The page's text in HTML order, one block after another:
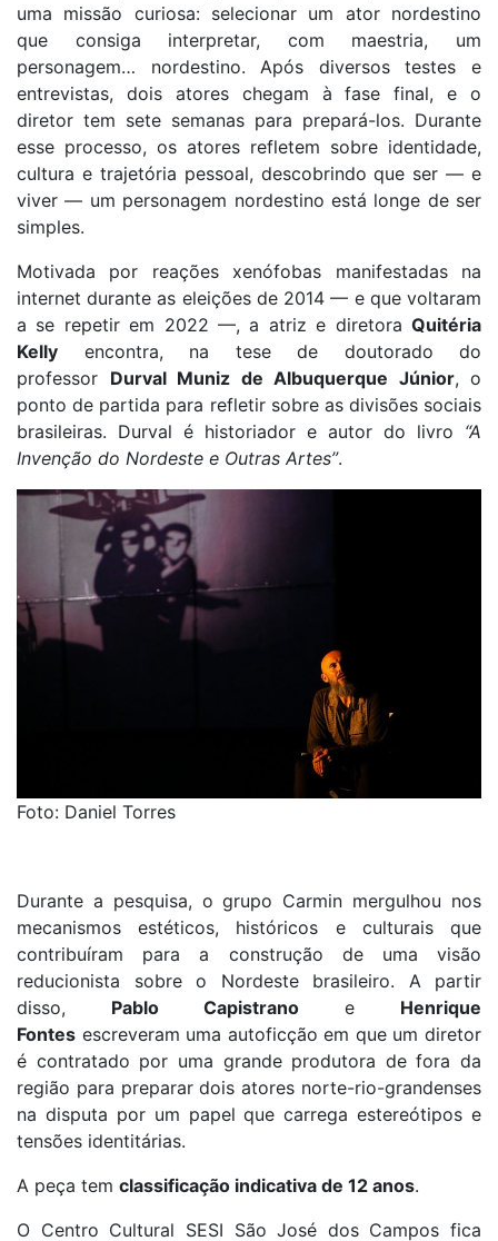
uma missão curiosa: selecionar um ator nordestino
que consiga interpretar, com maestria, um
personagem… nordestino. Após diversos testes e
entrevistas, dois atores chegam à fase final, e o
diretor tem sete semanas para prepará-los. Durante
esse processo, os atores refletem sobre identidade,
cultura e trajetória pessoal, descobrindo que ser — e
viver — um personagem nordestino está longe de ser
simples.
Motivada por reações xenófobas manifestadas na
internet durante as eleições de 2014 — e que voltaram
a se repetir em 2022 —, a atriz e diretora Quitéria
Kelly encontra, na tese de doutorado do
professor Durval Muniz de Albuquerque Júnior, o
ponto de partida para refletir sobre as divisões sociais
brasileiras. Durval é historiador e autor do livro “A
Invenção do Nordeste e Outras Artes”.
Foto: Daniel Torres
Durante a pesquisa, o grupo Carmin mergulhou nos
mecanismos estéticos, históricos e culturais que
contribuíram para a construção de uma visão
reducionista sobre o Nordeste brasileiro. A partir
disso, Pablo Capistrano e Henrique
Fontes escreveram uma autoficção em que um diretor
é contratado por uma grande produtora de fora da
região para preparar dois atores norte-rio-grandenses
na disputa por um papel que carrega estereótipos e
tensões identitárias.
A peça tem classificação indicativa de 12 anos.
O Centro Cultural SESI São José dos Campos fica